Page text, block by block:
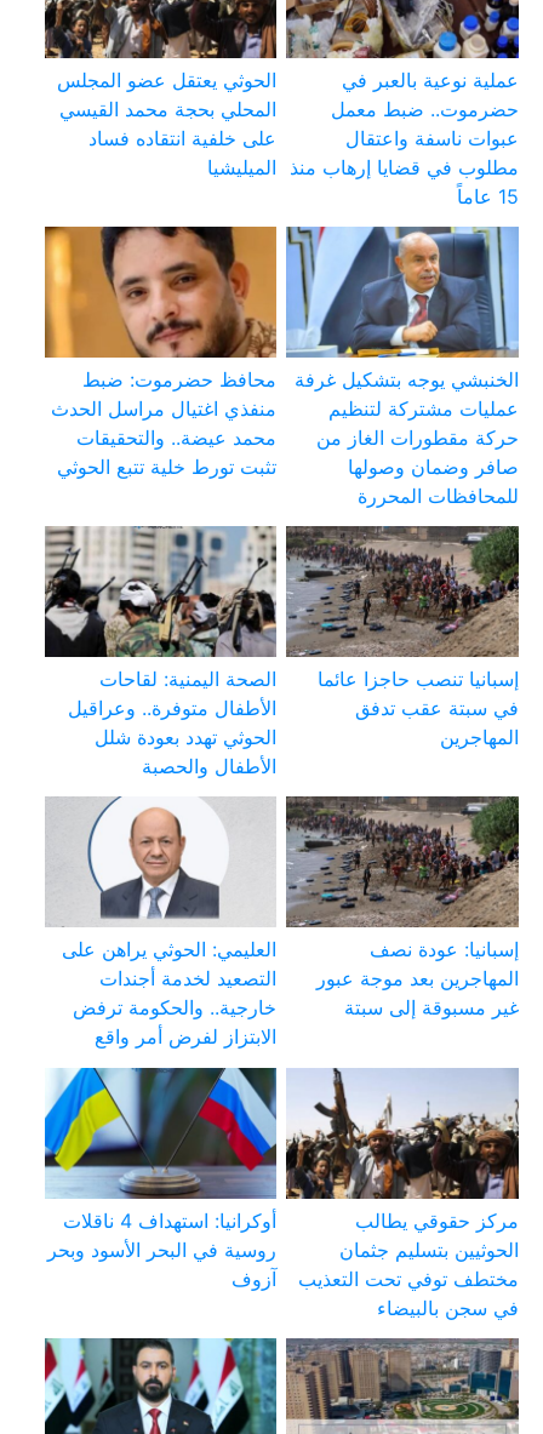
عملية نوعية بالعبر في
حضرموت.. ضبط معمل
عبوات ناسفة واعتقال
مطلوب في قضايا إرهاب منذ
15 عاماً
الحوثي يعتقل عضو المجلس
المحلي بحجة محمد القيسي
على خلفية انتقاده فساد
الميليشيا
الخنبشي يوجه بتشكيل غرفة
عمليات مشتركة لتنظيم
حركة مقطورات الغاز من
صافر وضمان وصولها
للمحافظات المحررة
محافظ حضرموت: ضبط
منفذي اغتيال مراسل الحدث
محمد عيضة.. والتحقيقات
تثبت تورط خلية تتبع الحوثي
إسبانيا تنصب حاجزا عائما
في سبتة عقب تدفق
المهاجرين
الصحة اليمنية: لقاحات
الأطفال متوفرة.. وعراقيل
الحوثي تهدد بعودة شلل
الأطفال والحصبة
إسبانيا: عودة نصف
المهاجرين بعد موجة عبور
غير مسبوقة إلى سبتة
العليمي: الحوثي يراهن على
التصعيد لخدمة أجندات
خارجية.. والحكومة ترفض
الابتزاز لفرض أمر واقع
مركز حقوقي يطالب
الحوثيين بتسليم جثمان
مختطف توفي تحت التعذيب
في سجن بالبيضاء
أوكرانيا: استهداف 4 ناقلات
روسية في البحر الأسود وبحر
آزوف